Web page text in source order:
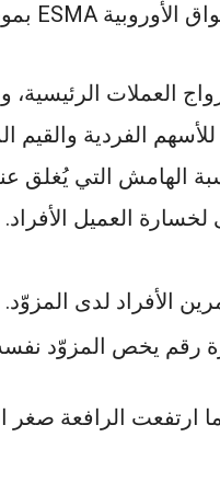
المركز عند 50% من الحد
العميل الأفراد.
الأفراد لدى المزوّد.
رقم يخص المزوّد
ارتفعت الرافعة